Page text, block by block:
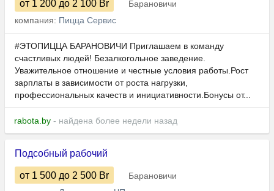
от 1 200 до 2 100 Br
Барановичи
компания: Пицца Сервис
#ЭТОПИЦЦА БАРАНОВИЧИ Приглашаем в команду
счастливых людей! Безалкогольное заведение.
Уважительное отношение и честные условия работы.Рост
зарплаты в зависимости от роста нагрузки,
профессиональных качеств и инициативности.Бонусы от...
rabota.by - найдена более недели назад
Подсобный рабочий
от 1 500 до 2 500 Br
Барановичи